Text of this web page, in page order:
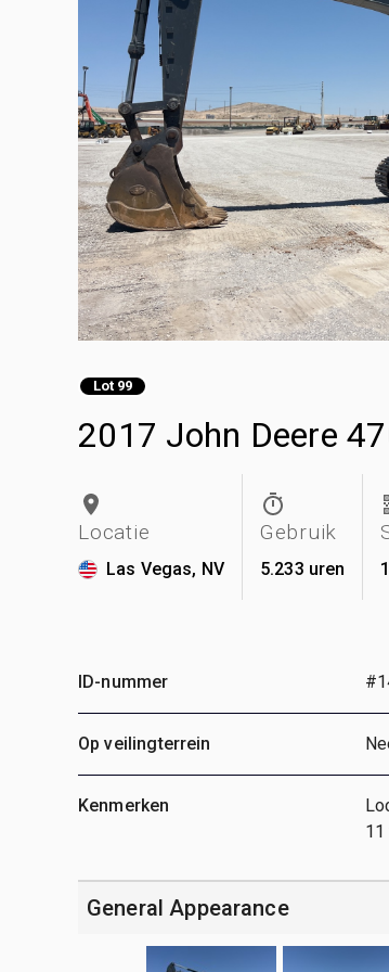
Lot 99
2017 John Deere
Locatie
Las Vegas, NV
Gebruik
5.233 uren
ID-nummer
Op veilingterrein
Kenmerken
11
General Appearance